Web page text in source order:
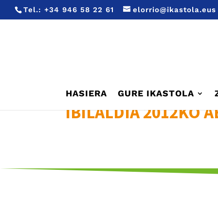
Tel.: +34 946 58 22 61 elorrio@ikastola.eus
HASIERA GURE IKASTOLA
IBILALDIA 2012KO